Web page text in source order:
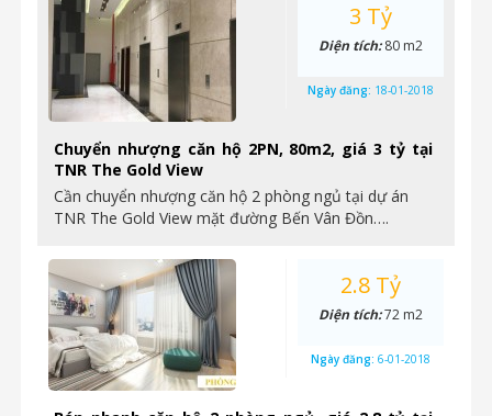
Chuyển nhượng căn hộ 2PN, 80m2, giá 3 tỷ tại
TNR The Gold View
Cần chuyển nhượng căn hộ 2 phòng ngủ tại dự án
TNR The Gold View mặt đường Bến Vân Đồn….
3 Tỷ
Diện tích:80 m2
Ngày đăng: 18-01-2018
2.8 Tỷ
Diện tích:72 m2
Ngày đăng: 6-01-2018